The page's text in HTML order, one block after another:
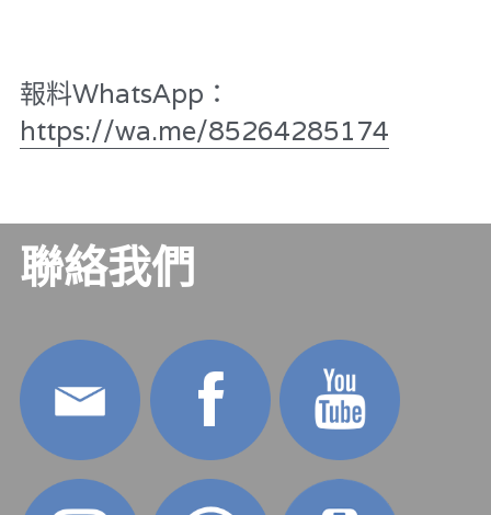
馮煒光專欄
趙處機專欄
曾子晴 - 晴深直說
龔靜儀大律師專欄
陳貴春大律師專欄
陳子遷律師專欄
羅浚軒專欄
關於我們
報料WhatsApp：
https://wa.me/85264285174
聯絡我們
屠龍小隊案
35十顛覆案
港聞
馮煒光專欄
反華推手懶人包
反華推手起底
美西霸凌內幕